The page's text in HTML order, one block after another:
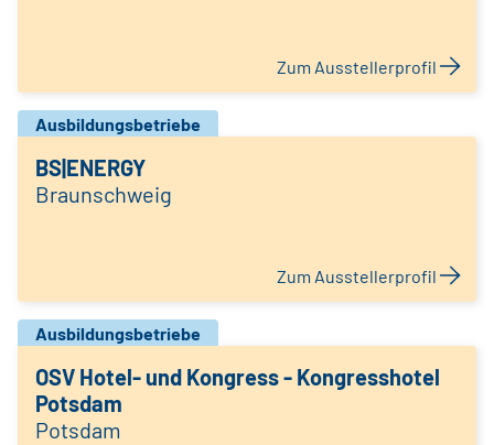
Zum Ausstellerprofil
Ausbildungsbetriebe
BS|ENERGY
Braunschweig
Zum Ausstellerprofil
Ausbildungsbetriebe
OSV Hotel- und Kongress - Kongresshotel
Potsdam
Potsdam